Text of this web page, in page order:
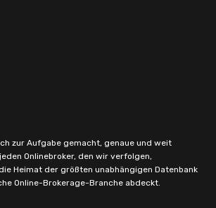
zur Aufgabe gemacht, genaue und weit
Onlinebroker, den wir verfolgen,
Heimat der größten unabhängigen Datenbank
Online-Brokerage-Branche abdeckt.